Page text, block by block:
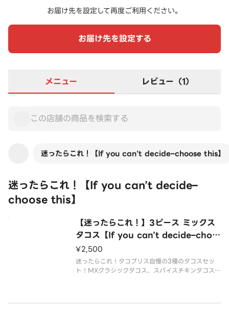
お届け先を設定して再度ご利用ください。
お届け先を設定する
メニュー レビュー（1）
迷ったらこれ！【If you can’t decide–choose this】
迷ったらこれ！【If you can’t decide–
choose this】
【迷ったらこれ！】3ピース ミックス
タコス【If you can’t decide–choo
se this、3-Piece Mixed Tacos】
¥2,500
迷ったらこれ！タコブリス自慢の3種のタコスセッ
ト！MXクラシックタコス、スパイスチキンタコス、